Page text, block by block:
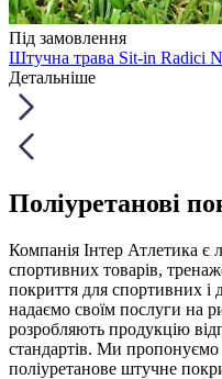
Під замовлення
Штучна трава Sit-in Radici
Детальніше
Поліуретанові
Компанія Інтер Атлетика є
спортивних товарів,
покриття для спортивних і
надаємо своїм послуги на
розробляють продукцію
стандартів. Ми
поліуретанове штучне